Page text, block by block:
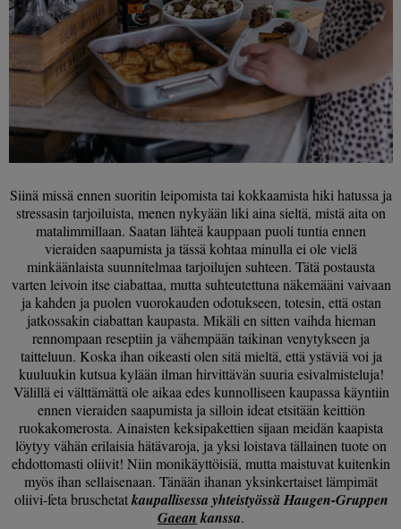
Siinä missä ennen suoritin leipomista tai kokkaamista hiki hatussa ja
stressasin tarjoiluista, menen nykyään liki aina sieltä, mistä aita on
matalimmillaan. Saatan lähteä kauppaan puoli tuntia ennen
vieraiden saapumista ja tässä kohtaa minulla ei ole vielä
minkäänlaista suunnitelmaa tarjoilujen suhteen. Tätä postausta
varten leivoin itse ciabattaa, mutta suhteutettuna näkemääni vaivaan
ja kahden ja puolen vuorokauden odotukseen, totesin, että ostan
jatkossakin ciabattan kaupasta. Mikäli en sitten vaihda hieman
rennompaan reseptiin ja vähempään taikinan venytykseen ja
taitteluun. Koska ihan oikeasti olen sitä mieltä, että ystäviä voi ja
kuuluukin kutsua kylään ilman hirvittävän suuria esivalmisteluja!
Välillä ei välttämättä ole aikaa edes kunnolliseen kaupassa käyntiin
ennen vieraiden saapumista ja silloin ideat etsitään keittiön
ruokakomerosta. Ainaisten keksipakettien sijaan meidän kaapista
löytyy vähän erilaisia hätävaroja, ja yksi loistava tällainen tuote on
ehdottomasti oliivit! Niin monikäyttöisiä, mutta maistuvat kuitenkin
myös ihan sellaisenaan. Tänään ihanan yksinkertaiset lämpimät
oliivi-feta bruschetatkaupallisessa yhteistyössä Haugen-Gruppen
Gaeankanssa.